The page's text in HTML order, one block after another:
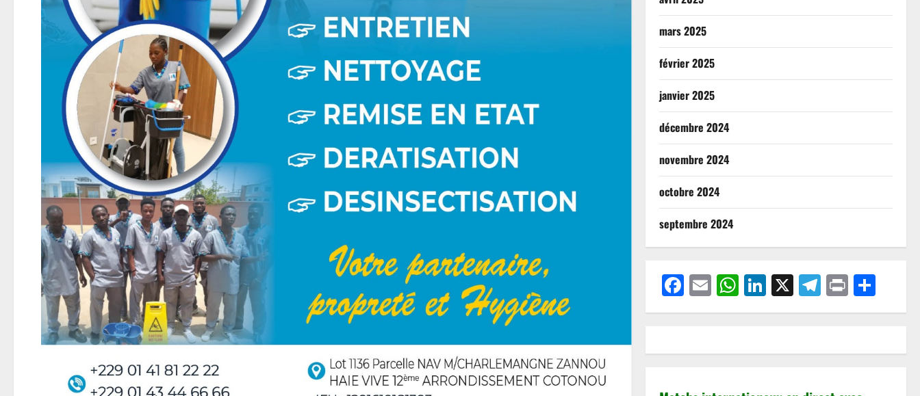
mars 2025
février 2025
janvier 2025
décembre 2024
novembre 2024
octobre 2024
septembre 2024
Facebook
EmailWhatsApp
LinkedIn
X Telegram
Print